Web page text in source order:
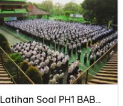
Latihan Soal PH1 BAB 1 Kelas 8